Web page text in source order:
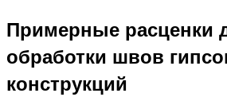
Примерные расценки
обработки швов
конструкций